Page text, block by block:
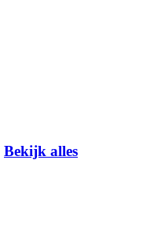
Bekijk alles